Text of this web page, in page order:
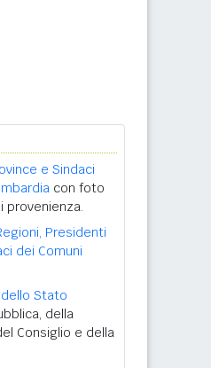
e Sindaci
con foto
provenienza.
Presidenti
dei Comuni
Stato
della
Consiglio e della